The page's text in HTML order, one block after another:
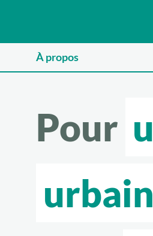
À propos
Pour